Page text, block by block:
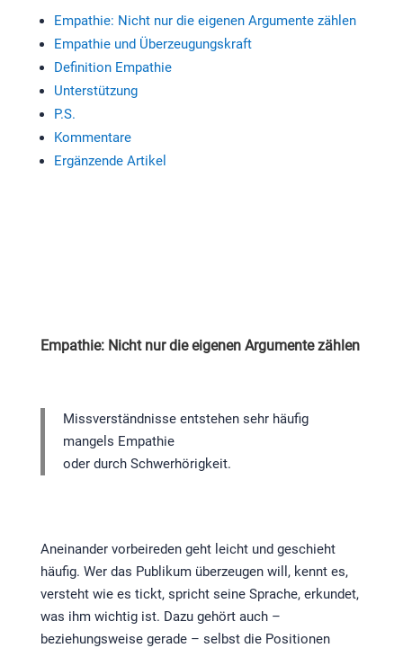
Empathie: Nicht nur die eigenen Argumente zählen
Empathie und Überzeugungskraft
Definition Empathie
Unterstützung
P.S.
Kommentare
Ergänzende Artikel
Empathie: Nicht nur die eigenen Argumente zählen
Missverständnisse entstehen sehr häufig
mangels Empathie
oder durch Schwerhörigkeit.
Aneinander vorbeireden geht leicht und geschieht
häufig. Wer das Publikum überzeugen will, kennt es,
versteht wie es tickt, spricht seine Sprache, erkundet,
was ihm wichtig ist. Dazu gehört auch –
beziehungsweise gerade – selbst die Positionen